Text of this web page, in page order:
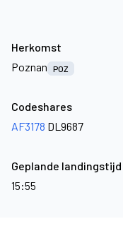
Herkomst
Poznan
POZ
Codeshares
AF3178 DL9687
Geplande landingstijd
15:55